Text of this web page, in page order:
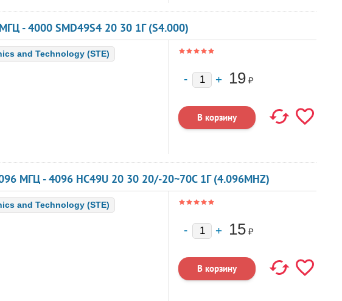
- 4000 SMD49S4 20 30 1Г (S4.000)
and Technology (STE)
19 ₽
МГЦ - 4096 HC49U 20 30 20/-20~70C 1Г (4.096MHZ)
and Technology (STE)
15 ₽